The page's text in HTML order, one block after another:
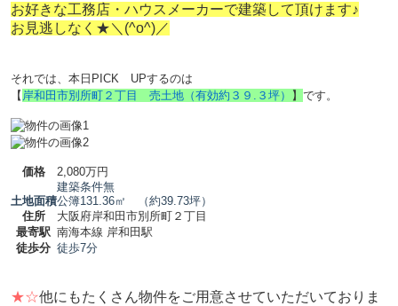
お好きな工務店・ハウスメーカーで建築して頂けます♪
お見逃しなく★＼(^o^)／
それでは、本日PICK UPするのは
【 岸和田市別所町２丁目 売土地（有効約３９.３坪） 】 です。
価格
2,080万円
建築条件無
土地面積公簿131.36㎡ （約39.73坪）
住所
大阪府岸和田市別所町２丁目
最寄駅 南海本線 岸和田駅
徒歩分 徒歩7分
★☆他にもたくさん物件をご用意させていただいておりま